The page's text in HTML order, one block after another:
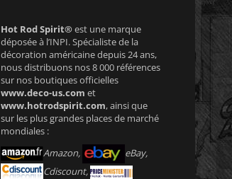
Hot Rod Spirit®est une marque
déposée à l’INPI. Spécialiste de la
décoration américaine depuis 24 ans,
nous distribuons nos 8 000 références
sur nos boutiques officielles
www.deco-us.com et
www.hotrodspirit.com, ainsi que
sur les plus grandes places de marché
mondiales :
Amazon,
eBay,
Cdiscount,